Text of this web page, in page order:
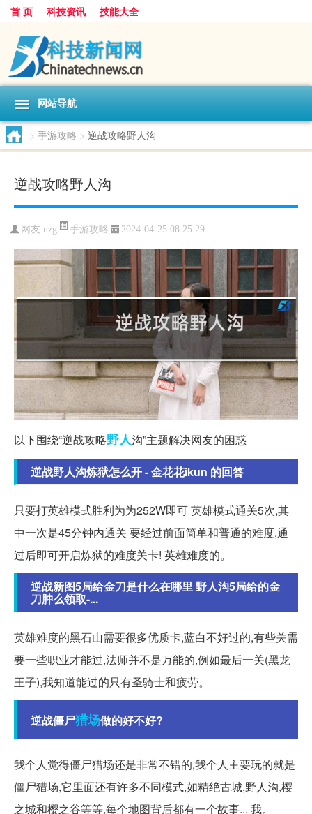
首 页 科技资讯 技能大全
网站导航
> 手游攻略 > 逆战攻略野人沟
逆战攻略野人沟
网友:nzg 手游攻略 2024-04-25 08:25:29
以下围绕“逆战攻略野人沟”主题解决网友的困惑
逆战野人沟炼狱怎么开 - 金花花ikun 的回答
只要打英雄模式胜利为为252W即可 英雄模式通关5次,其
中一次是45分钟内通关 要经过前面简单和普通的难度,通
过后即可开启炼狱的难度关卡! 英雄难度的。
逆战新图5局给金刀是什么在哪里 野人沟5局给的金
刀肿么领取-...
英雄难度的黑石山需要很多优质卡,蓝白不好过的,有些关需
要一些职业才能过,法师并不是万能的,例如最后一关(黑龙
王子),我知道能过的只有圣骑士和疲劳。
逆战僵尸猎场做的好不好?
我个人觉得僵尸猎场还是非常不错的,我个人主要玩的就是
僵尸猎场,它里面还有许多不同模式,如精绝古城,野人沟,樱
之城和樱之谷等等,每个地图背后都有一个故事... 我。